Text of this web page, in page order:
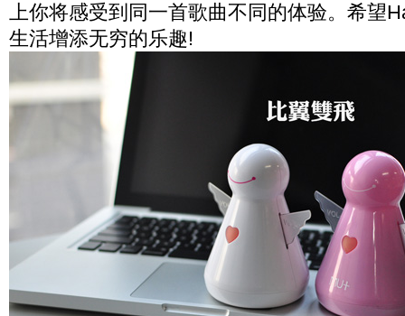
上你将感受到同一首歌曲不同的体验。希望
生活增添无穷的乐趣!